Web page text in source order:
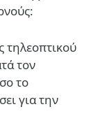
τηλεοπτικού
τον
το
για την